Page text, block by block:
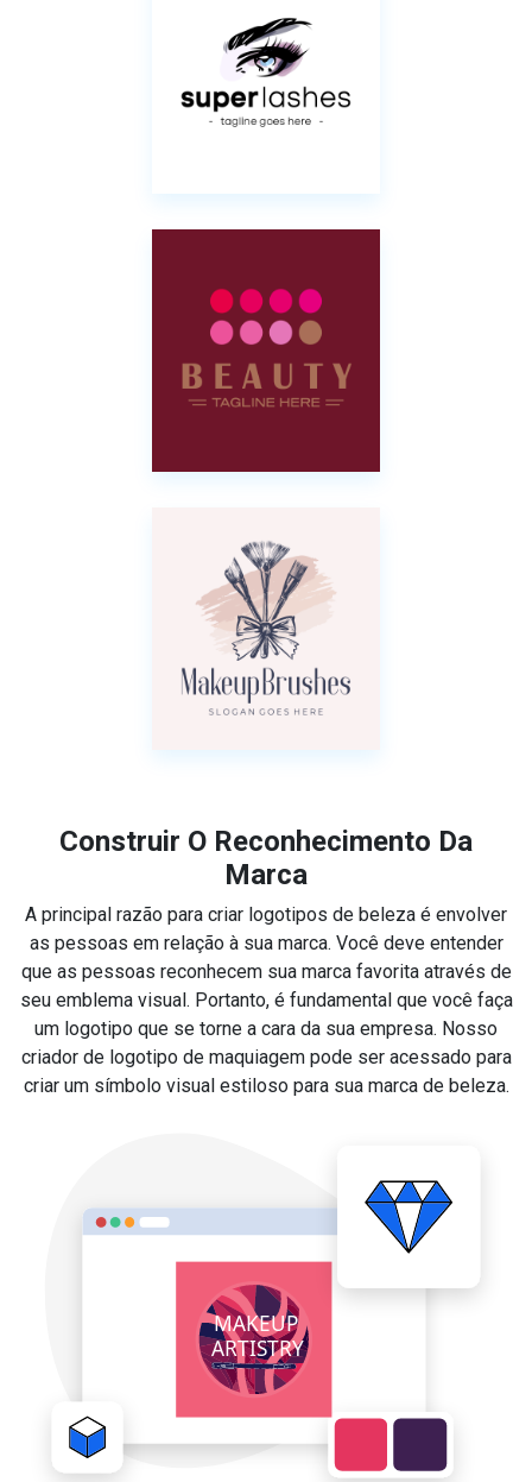
Construir O Reconhecimento Da
Marca
A principal razão para criar logotipos de beleza é envolver
as pessoas em relação à sua marca. Você deve entender
que as pessoas reconhecem sua marca favorita através de
seu emblema visual. Portanto, é fundamental que você faça
um logotipo que se torne a cara da sua empresa. Nosso
criador de logotipo de maquiagem pode ser acessado para
criar um símbolo visual estiloso para sua marca de beleza.